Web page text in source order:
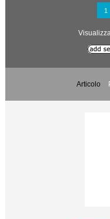
1
Articolo